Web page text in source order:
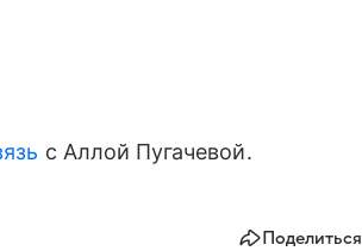
с Аллой Пугачевой.
Поделиться